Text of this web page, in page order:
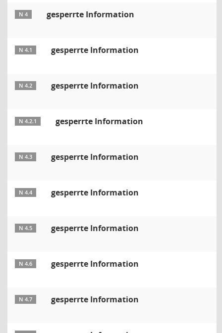
N 4 gesperrte Information
N 4.1 gesperrte Information
N 4.2 gesperrte Information
N 4.2.1 gesperrte Information
N 4.3 gesperrte Information
N 4.4 gesperrte Information
N 4.5 gesperrte Information
N 4.6 gesperrte Information
N 4.7 gesperrte Information